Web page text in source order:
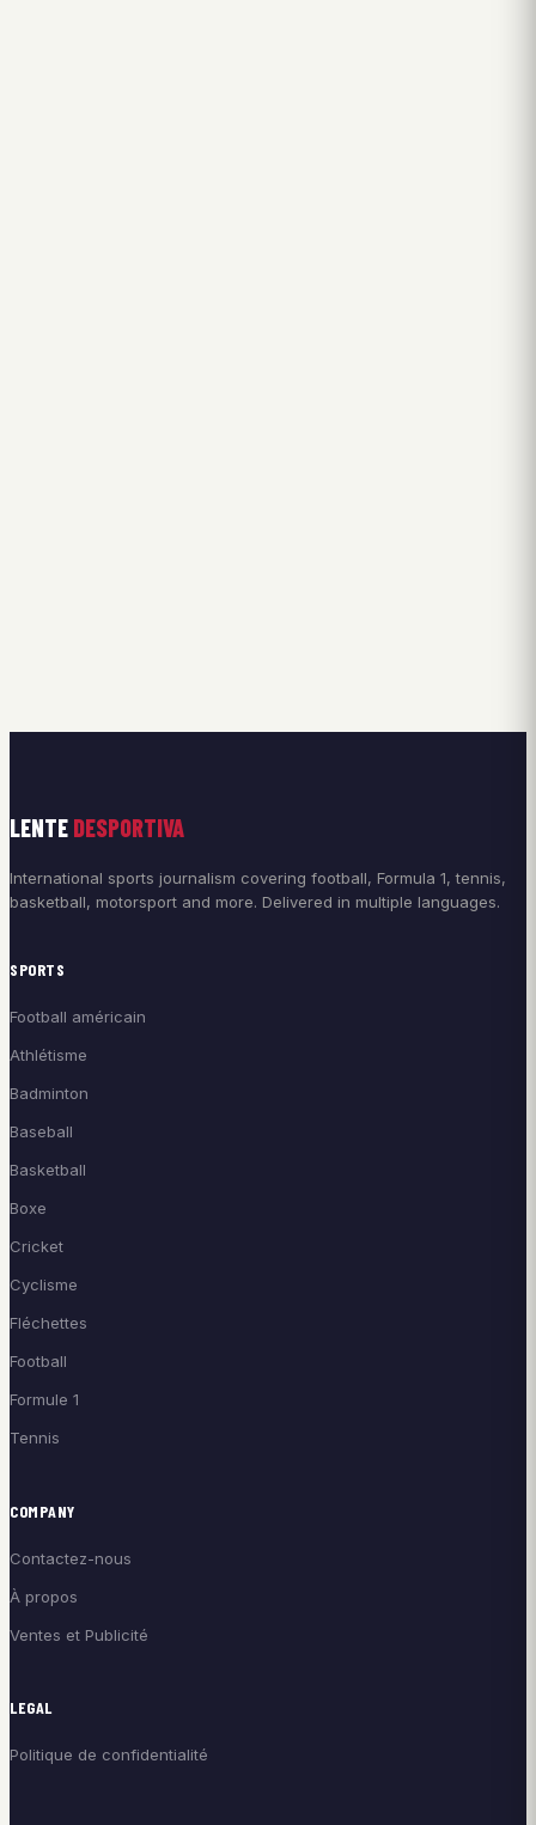
LENTE DESPORTIVA
International sports journalism covering football, Formula 1, tennis,
basketball, motorsport and more. Delivered in multiple languages.
SPORTS
Football américain
Athlétisme
Badminton
Baseball
Basketball
Boxe
Cricket
Cyclisme
Fléchettes
Football
Formule 1
Tennis
COMPANY
Contactez-nous
À propos
Ventes et Publicité
LEGAL
Politique de confidentialité